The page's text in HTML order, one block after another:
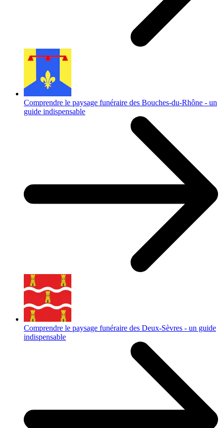
Comprendre le paysage funéraire des Bouches-du-Rhône - un
guide indispensable
Comprendre le paysage funéraire des Deux-Sèvres - un guide
indispensable